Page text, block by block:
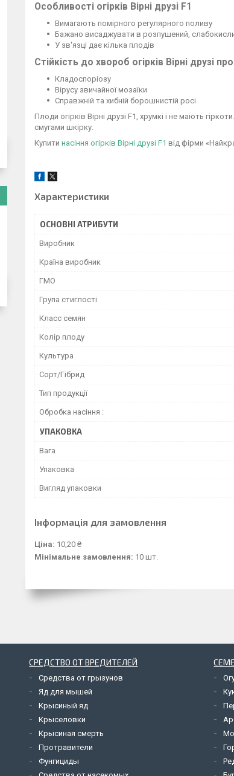
Особливості огірків Вірні друзі F1
Вимагають помірного регулярного поливу
Бажано висаджувати в розпушений,
У зв'язці дає кілька плодів
Стійкість до хвороб огірків Вірні друзі
Кладоспоріозу
Вірусу звичайної мозаїки
Справжній та хибній борошнистій росі
Плоди огірків Вірні друзі F1, хрумкі і не мають
смугами шкірку.
Купити насіння огірків Вірні друзі F1 від фірми
Характеристики
ОСНОВНІ АТРИБУТИ
Виробник
Країна виробник
ГМО
Група стиглості
Класс семян
Колір плоду
Культура
Сорт/Гібрид
Тип продукції
Обробка насіння :
УПАКОВКА
Вага
Упаковка
Вигляд упаковки
Інформація для замовлення
Ціна: 10,20 ₴
Мінімальне замовлення: 10 шт.
СРЕДСТВО ОТ ВРЕДИТЕЛЕЙ
Средства от грызунов
Яд для мышей
Крысиный яд
Крыселовки
Крысиная смерть
Протравители
Фунгициды